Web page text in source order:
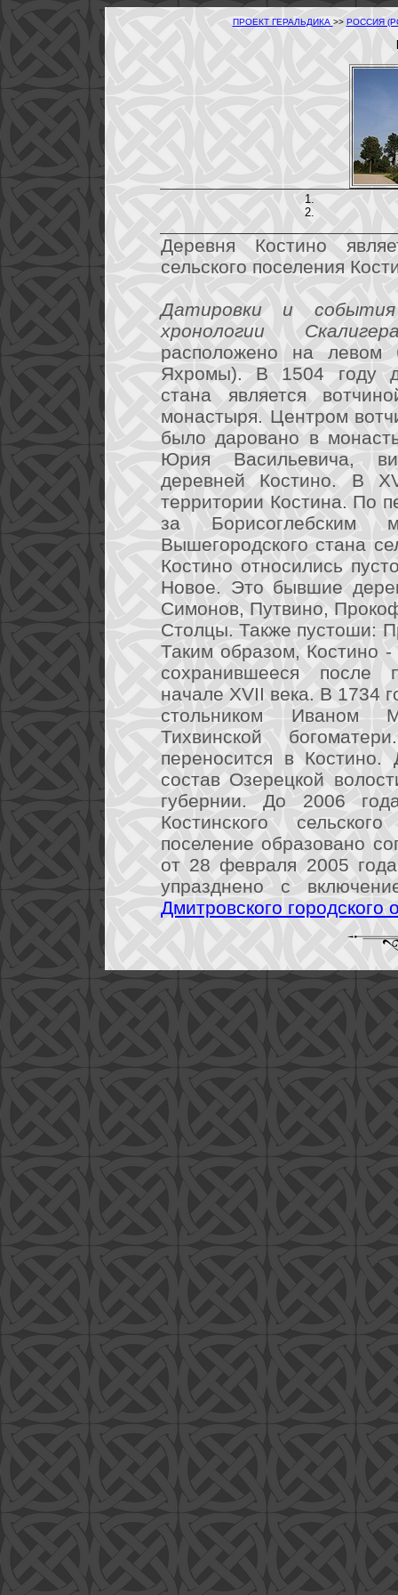
ПРОЕКТ ГЕРАЛЬДИКА >> РОССИЯ
Деревня Костино
сельского поселения
Датировки и
хронологии
расположено на левом
Яхромы). В 1504 году
стана является
монастыря. Центром
было даровано в
Юрия Васильевича,
деревней Костино. В
территории Костина. По
за Борисоглебским
Вышегородского стана
Костино относились
Новое. Это бывшие
Симонов, Путвино,
Столцы. Также пустоши:
Таким образом, Костино -
сохранившееся после
начале XVII века. В 1734
стольником Иваном
Тихвинской
переносится в
состав Озерецкой
губернии. До 2006
Костинского
поселение образовано
от 28 февраля 2005
упразднено с
Дмитровского городского